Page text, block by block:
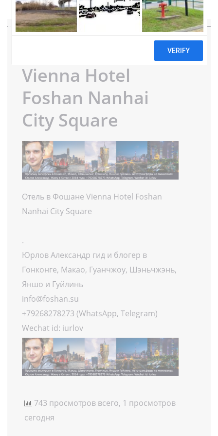
Отель в Фошане
Vienna Hotel
Foshan Nanhai
City Square
Отель в Фошане Vienna Hotel Foshan
Nanhai City Square
.
Юрлов Александр гид и блогер в
Гонконге, Макао, Гуанчжоу, Шэньчжэнь,
Яншо и Гуйлинь
info@foshan.su
+79268278273 (WhatsApp, Telegram)
Wechat id: iurlov
743 просмотров всего, 1 просмотров
сегодня